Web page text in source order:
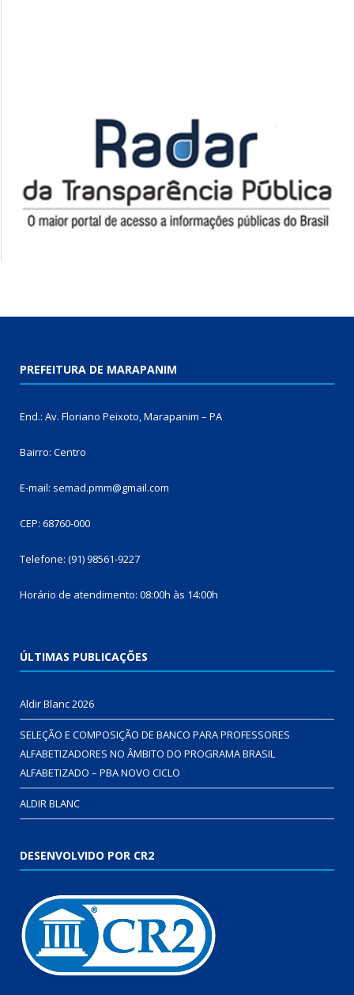
PREFEITURA DE MARAPANIM
End.: Av. Floriano Peixoto, Marapanim – PA
Bairro: Centro
E-mail: semad.pmm@gmail.com
CEP: 68760-000
Telefone: (91) 98561-9227
Horário de atendimento: 08:00h às 14:00h
ÚLTIMAS PUBLICAÇÕES
Aldir Blanc 2026
SELEÇÃO E COMPOSIÇÃO DE BANCO PARA PROFESSORES
ALFABETIZADORES NO ÂMBITO DO PROGRAMA BRASIL
ALFABETIZADO – PBA NOVO CICLO
ALDIR BLANC
DESENVOLVIDO POR CR2